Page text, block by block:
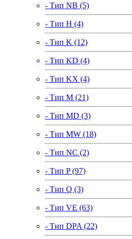
- Тип NB (5)
- Тип H (4)
- Тип K (12)
- Тип KD (4)
- Тип KX (4)
- Тип M (21)
- Тип MD (3)
- Тип MW (18)
- Тип NC (2)
- Тип P (97)
- Тип Q (3)
- Тип VE (63)
- Тип DPA (22)